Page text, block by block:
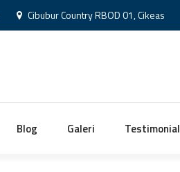
Cibubur Country RBOD 01, Cikeas
Blog Galeri Testimonial